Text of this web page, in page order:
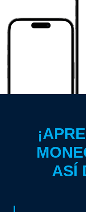
ASÍ